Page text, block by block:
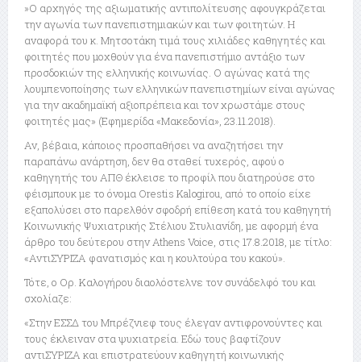
»Ο αρχηγός της αξιωματικής αντιπολίτευσης αφουγκράζεται
την αγωνία των πανεπιστημιακών και των φοιτητών. Η
αναφορά του κ. Μητσοτάκη τιμά τους χιλιάδες καθηγητές και
φοιτητές που μοχθούν για ένα πανεπιστήμιο αντάξιο των
προσδοκιών της ελληνικής κοινωνίας. Ο αγώνας κατά της
λουμπενοποίησης των ελληνικών πανεπιστημίων είναι αγώνας
για την ακαδημαϊκή αξιοπρέπεια και τον χρωστάμε στους
φοιτητές μας» (Εφημερίδα «Μακεδονία», 23.11.2018).
Αν, βέβαια, κάποιος προσπαθήσει να αναζητήσει την
παραπάνω ανάρτηση, δεν θα σταθεί τυχερός, αφού ο
καθηγητής του ΑΠΘ έκλεισε το προφίλ που διατηρούσε στο
φέισμπουκ με το όνομα Orestis Kalogirou, από το οποίο είχε
εξαπολύσει στο παρελθόν σφοδρή επίθεση κατά του καθηγητή
Κοινωνικής Ψυχιατρικής Στέλιου Στυλιανίδη, με αφορμή ένα
άρθρο του δεύτερου στην Athens Voice, στις 17.8.2018, με τίτλο:
«ΑντιΣΥΡΙΖΑ φανατισμός και η κουλτούρα του κακού».
Τότε, ο Ορ. Καλογήρου διαολόστελνε τον συνάδελφό του και
σχολίαζε:
«Στην ΕΣΣΔ του Μπρέζνιεφ τους έλεγαν αντιφρονούντες και
τους έκλειναν στα ψυχιατρεία. Εδώ τους βαφτίζουν
αντιΣΥΡΙΖΑ και επιστρατεύουν καθηγητή κοινωνικής